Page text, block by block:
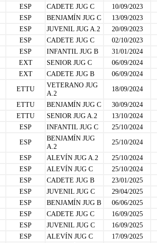
ESP CADETE JUG C 10/09/2023
ESP BENJAMÍN JUG C 13/09/2023
ESP JUVENIL JUG A.2 20/09/2023
ESP CADETE JUG C 02/10/2023
ESP INFANTIL JUG B 31/01/2024
EXT SENIOR JUG C 06/09/2024
EXT CADETE JUG B 06/09/2024
ETTU
VETERANO JUG
A.2
18/09/2024
ETTU BENJAMÍN JUG C 30/09/2024
ETTU SENIOR JUG A.2 13/10/2024
ESP INFANTIL JUG C 25/10/2024
ESP
BENJAMÍN JUG
A.2
25/10/2024
ESP ALEVÍN JUG A.2 25/10/2024
ESP ALEVÍN JUG C 25/10/2024
ESP CADETE JUG B 23/01/2025
ESP JUVENIL JUG C 29/04/2025
ESP BENJAMÍN JUG B 06/06/2025
ESP CADETE JUG C 16/09/2025
ESP JUVENIL JUG C 16/09/2025
ESP ALEVÍN JUG C 17/09/2025